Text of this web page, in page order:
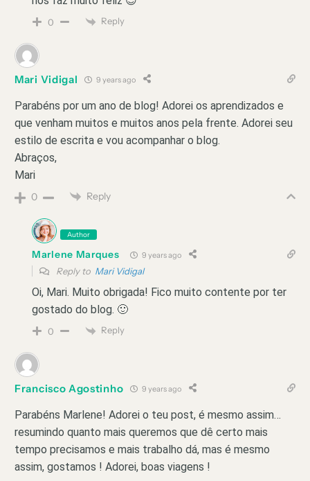
0 Reply
Mari Vidigal 9 years ago
Parabéns por um ano de blog! Adorei os aprendizados e
que venham muitos e muitos anos pela frente. Adorei seu
estilo de escrita e vou acompanhar o blog.
Abraços,
Mari
0 Reply
Author
Marlene Marques 9 years ago
Reply to Mari Vidigal
Oi, Mari. Muito obrigada! Fico muito contente por ter
gostado do blog. 🙂
0 Reply
Francisco Agostinho 9 years ago
Parabéns Marlene! Adorei o teu post, é mesmo assim…
resumindo quanto mais queremos que dê certo mais
tempo precisamos e mais trabalho dá, mas é mesmo
assim, gostamos ! Adorei, boas viagens !